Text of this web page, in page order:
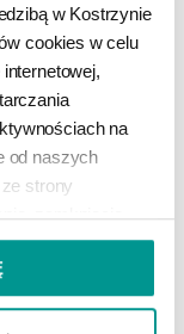
w Kostrzynie
cookies w celu
na
od naszych
strony
zamknięcie
internetowej
w zakresie
plików cookies
zapisanych w
CLINIC